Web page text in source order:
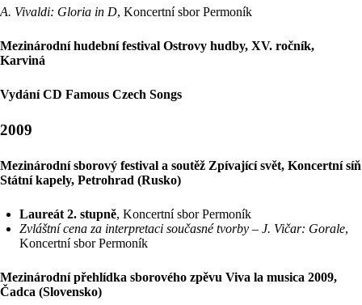
A. Vivaldi: Gloria in D, Koncertní sbor Permoník
Mezinárodní hudební festival Ostrovy hudby, XV. ročník,
Karviná
Vydání CD Famous Czech Songs
2009
Mezinárodní sborový festival a soutěž Zpívající svět, Koncertní síň
Státní kapely, Petrohrad (Rusko)
Laureát 2. stupně, Koncertní sbor Permoník
Zvláštní cena za interpretaci současné tvorby – J. Vičar: Gorale,
Koncertní sbor Permoník
Mezinárodní přehlídka sborového zpěvu Viva la musica 2009,
Čadca (Slovensko)